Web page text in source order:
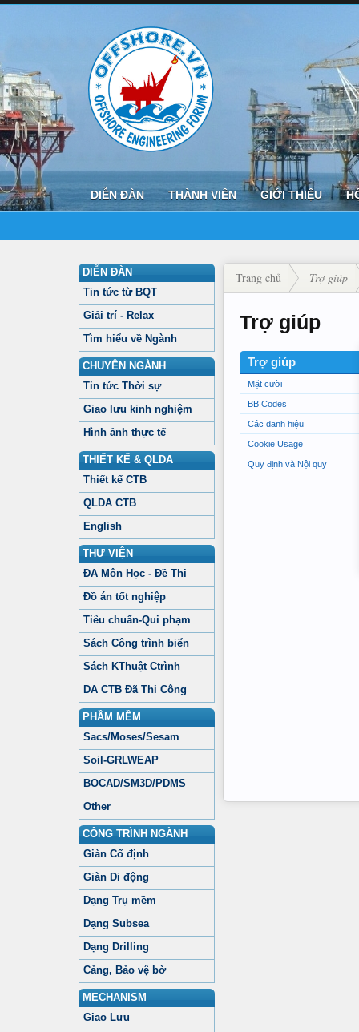
DIỄN ĐÀN THÀNH VIÊN GIỚI THIỆU
DIỄN ĐÀN
Tin tức từ BQT
Giải trí - Relax
Tìm hiểu về Ngành
CHUYÊN NGÀNH
Tin tức Thời sự
Giao lưu kinh nghiệm
Hình ảnh thực tế
THIẾT KẾ & QLDA
Thiết kế CTB
QLDA CTB
English
THƯ VIỆN
ĐA Môn Học - Đề Thi
Đồ án tốt nghiệp
Tiêu chuẩn-Qui phạm
Sách Công trình biển
Sách KThuật Ctrình
DA CTB Đã Thi Công
PHẦM MỀM
Sacs/Moses/Sesam
Soil-GRLWEAP
BOCAD/SM3D/PDMS
Other
CÔNG TRÌNH NGÀNH
Giàn Cố định
Giàn Di động
Dạng Trụ mềm
Dạng Subsea
Dạng Drilling
Cảng, Bảo vệ bờ
MECHANISM
Giao Lưu
Trang chủ Trợ giúp
Trợ giúp
Trợ giúp
Mặt cười
BB Codes
Các danh hiệu
Cookie Usage
Quy định và Nội quy